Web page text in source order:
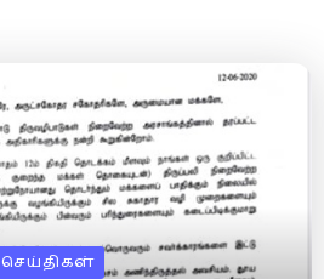
செய்திகள்